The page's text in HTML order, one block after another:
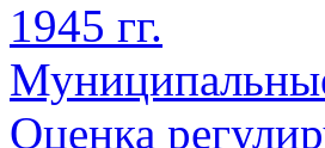
1945 гг.
Оценка